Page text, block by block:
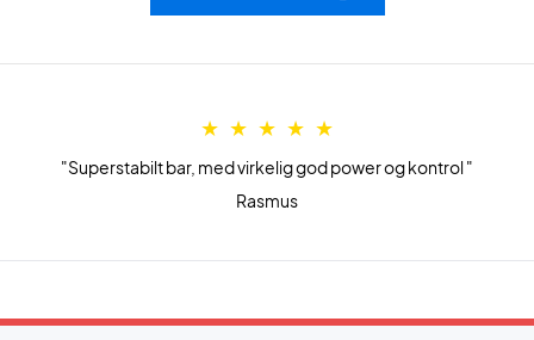
"Superstabilt bar, med virkelig god power og kontrol "
Rasmus